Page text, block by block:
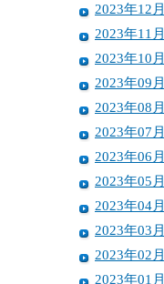
2023年12月
2023年11月
2023年10月
2023年09月
2023年08月
2023年07月
2023年06月
2023年05月
2023年04月
2023年03月
2023年02月
2023年01月